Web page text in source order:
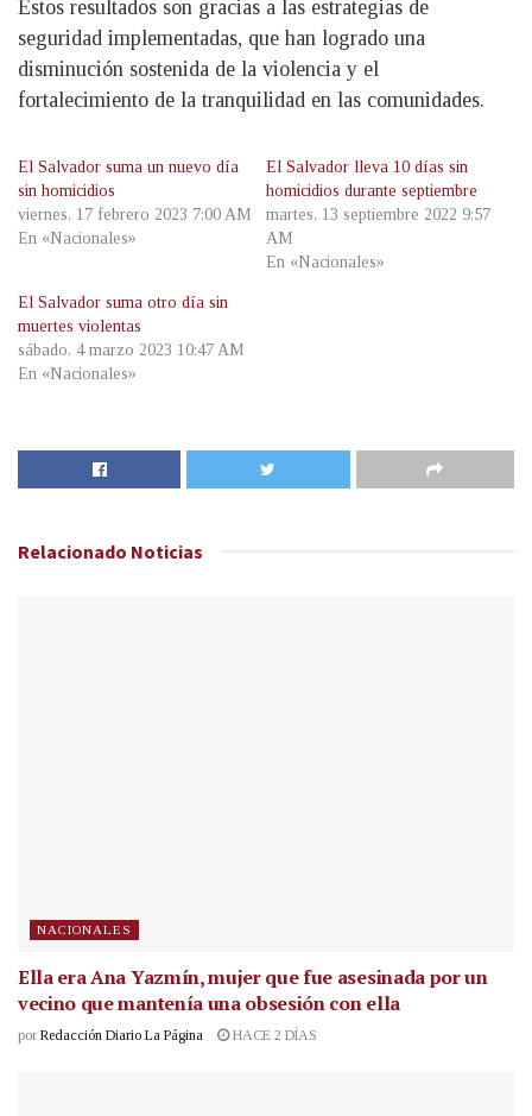
Estos resultados son gracias a las estrategias de
seguridad implementadas, que han logrado una
disminución sostenida de la violencia y el
fortalecimiento de la tranquilidad en las comunidades.
El Salvador suma un nuevo día
sin homicidios
viernes, 17 febrero 2023 7:00 AM
En «Nacionales»
El Salvador lleva 10 días sin
homicidios durante septiembre
martes, 13 septiembre 2022 9:57
AM
En «Nacionales»
El Salvador suma otro día sin
muertes violentas
sábado, 4 marzo 2023 10:47 AM
En «Nacionales»
Relacionado Noticias
NACIONALES
Ella era Ana Yazmín, mujer que fue asesinada por un
vecino que mantenía una obsesión con ella
por Redacción Diario La Página HACE 2 DÍAS